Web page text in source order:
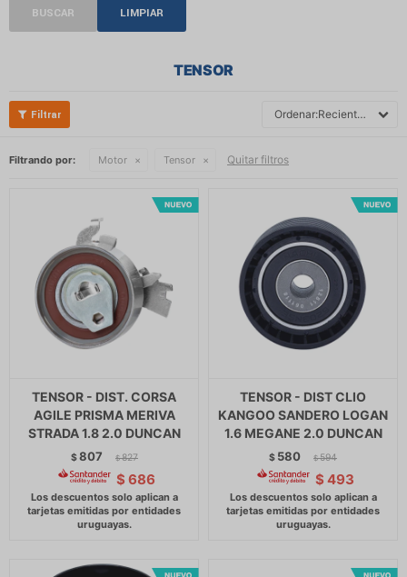
BUSCAR LIMPIAR
TENSOR
Recientes
Filtrando por: Motor Tensor Quitar filtros
TENSOR - DIST. CORSA
AGILE PRISMA MERIVA
STRADA 1.8 2.0 DUNCAN
$807 $ 827
$ 686
TENSOR - DIST CLIO
KANGOO SANDERO LOGAN
1.6 MEGANE 2.0 DUNCAN
$ 580 $ 594
$ 493